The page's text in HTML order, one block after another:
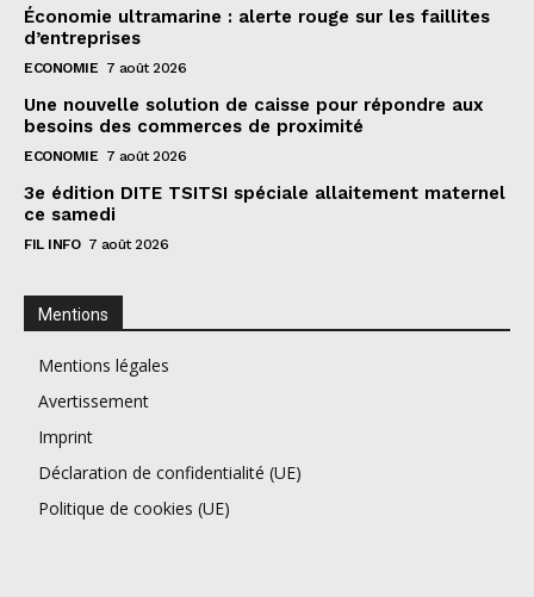
Économie ultramarine : alerte rouge sur les faillites
d’entreprises
ECONOMIE 7 août 2026
Une nouvelle solution de caisse pour répondre aux
besoins des commerces de proximité
ECONOMIE 7 août 2026
3e édition DITE TSITSI spéciale allaitement maternel
ce samedi
FIL INFO 7 août 2026
Mentions
Mentions légales
Avertissement
Imprint
Déclaration de confidentialité (UE)
Politique de cookies (UE)